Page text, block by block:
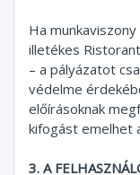
Ha
illetékes
– a pályázatot
védelme
előírásoknak
kifogást emelhet
3. A